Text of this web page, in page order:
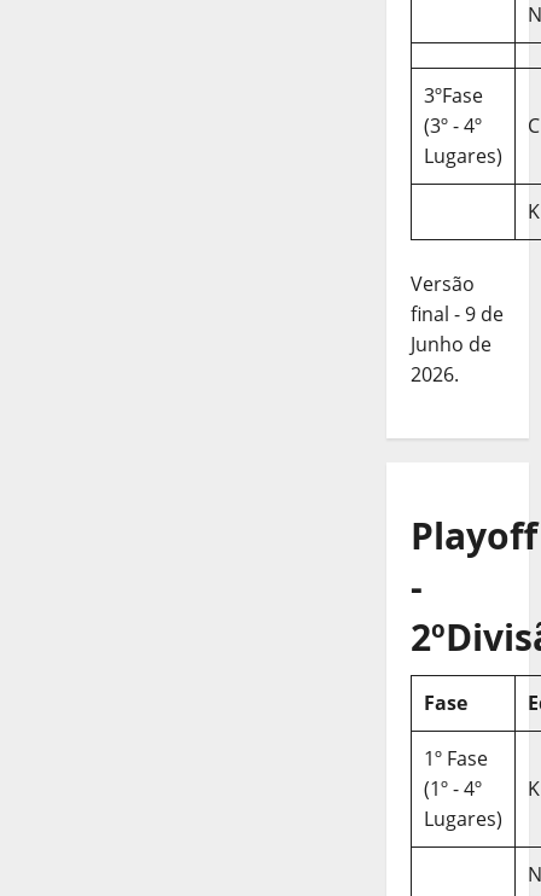
3ºFase
(3º - 4º
Lugares)
Versão
final - 9 de
Junho de
2026.
Playoff
-
Fase
1º Fase
(1º - 4º
Lugares)